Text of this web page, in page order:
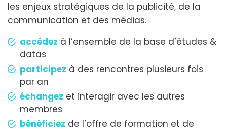
les enjeux stratégiques de la publicité, de la
communication et des médias.
accédez à l’ensemble de la base d’études &
datas
participez à des rencontres plusieurs fois
par an
échangez et interagir avec les autres
membres
bénéficiez de l’offre de formation et de